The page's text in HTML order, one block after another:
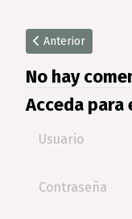
Artículo anterior:
Anterior
No hay
Acceda
Usuario
Contraseña